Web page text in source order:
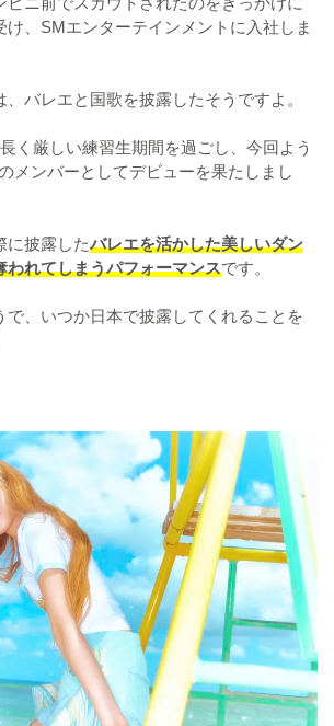
け、SMエンターテインメントに入社しま
バレエと国歌を披露したそうですよ。
く厳しい練習生期間を過ごし、今回よう
メンバーとしてデビューを果たしまし
に披露したバレエを活かした美しいダン
われてしまうパフォーマンスです。
で、いつか日本で披露してくれることを